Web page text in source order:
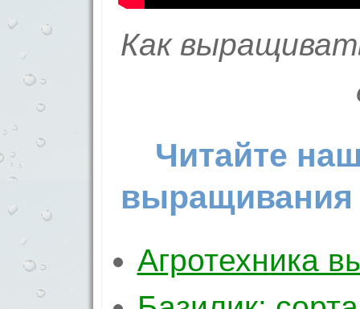
Как
Читайте
выращивания
Агротехника